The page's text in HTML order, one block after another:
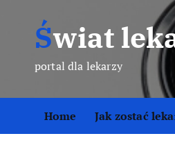
o
Świat
portal dla lekarzy
Home Jak zostać